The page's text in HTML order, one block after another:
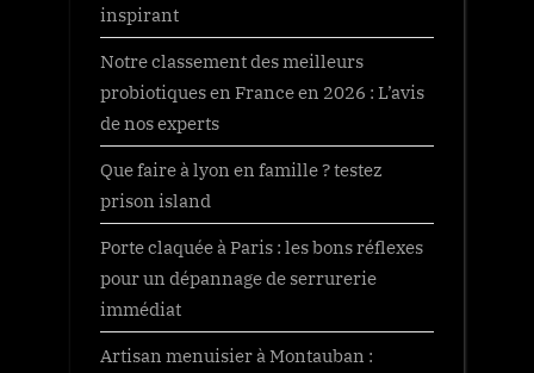
inspirant
Notre classement des meilleurs
probiotiques en France en 2026 : L’avis
de nos experts
Que faire à lyon en famille ? testez
prison island
Porte claquée à Paris : les bons réflexes
pour un dépannage de serrurerie
immédiat
Artisan menuisier à Montauban :